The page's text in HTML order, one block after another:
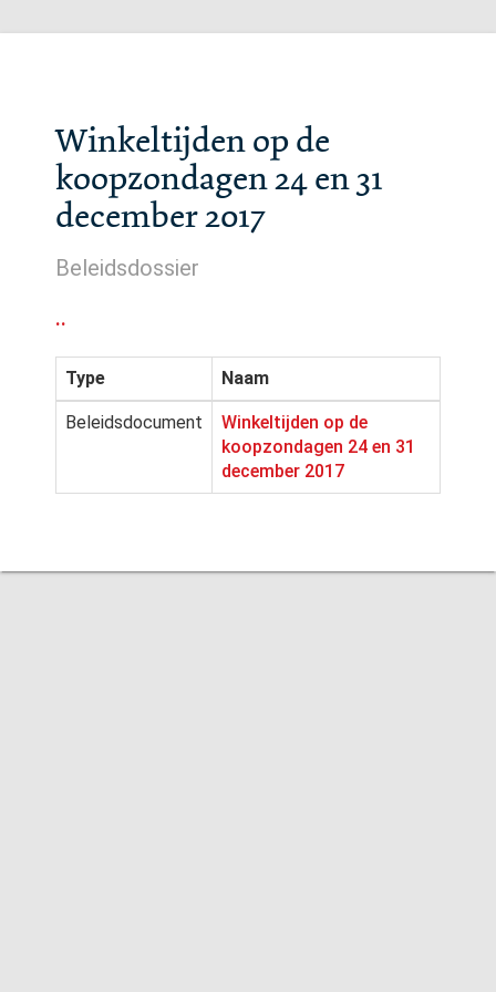
Winkeltijden op de
koopzondagen 24 en 31
december 2017
Beleidsdossier
..
Type Naam
Beleidsdocument
Winkeltijden op de
koopzondagen 24 en 31
december 2017